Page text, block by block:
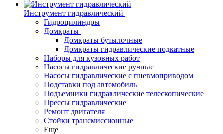
Инструмент гидравлический
Гидроцилиндры
Домкраты
Домкраты бутылочные
Домкраты гидравлические подкатные
Наборы для кузовных работ
Насосы гидравлические ручные
Насосы гидравлические с пневмоприводом
Подставки под автомобиль
Подъемники гидравлические телескопические
Прессы гидравлические
Ремонт двигателя
Стойки трансмиссионные
Еще